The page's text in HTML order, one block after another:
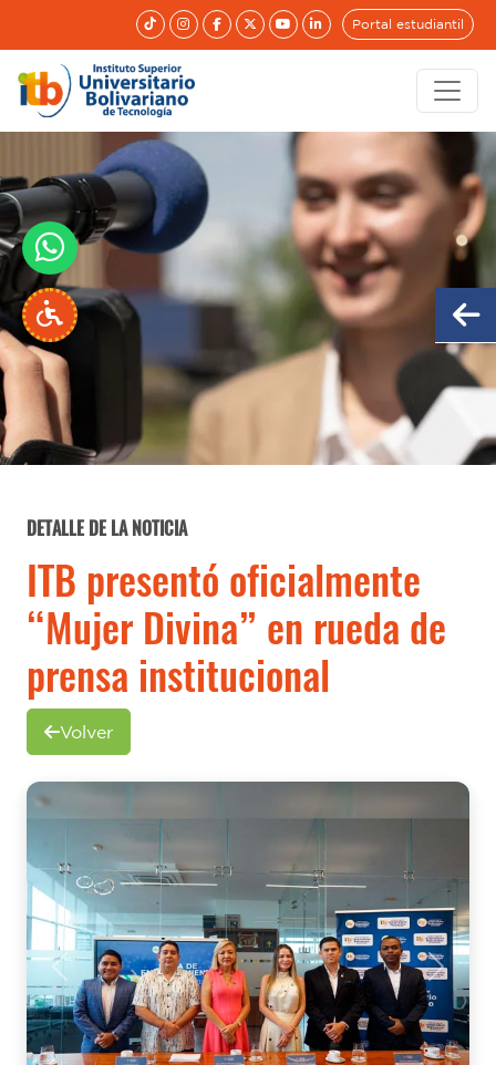
Portal estudiantil
DETALLE DE LA NOTICIA
ITB presentó oficialmente
“Mujer Divina” en rueda de
prensa institucional
Volver
Previous Next